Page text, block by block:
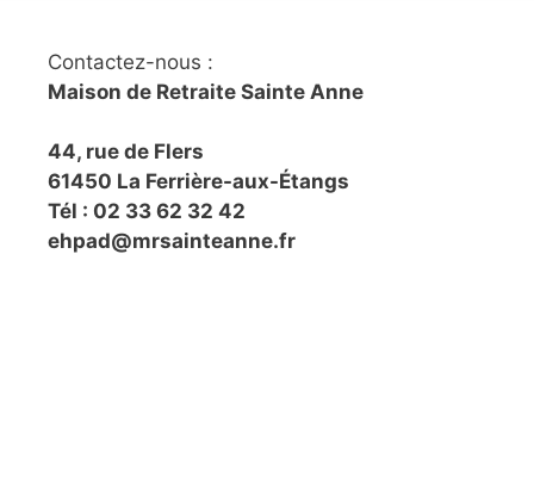
Contactez-nous :
Maison de Retraite Sainte Anne
44, rue de Flers
61450 La Ferrière-aux-Étangs
Tél : 02 33 62 32 42
ehpad@mrsainteanne.fr